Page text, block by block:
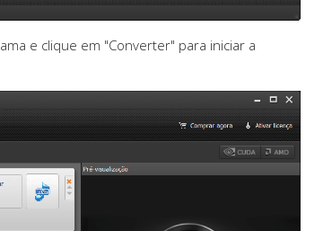
e clique em "Converter" para iniciar a